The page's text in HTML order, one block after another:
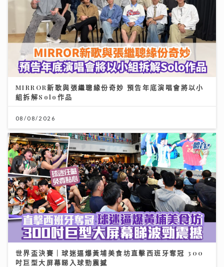
MIRROR新歌與張繼聰緣份奇妙 預告年底演唱會將以小
組拆解Solo作品
08/08/2026
世界盃決賽｜球迷逼爆黃埔美食坊直擊西班牙奪冠 300
吋巨型大屏幕睇入球勁震撼